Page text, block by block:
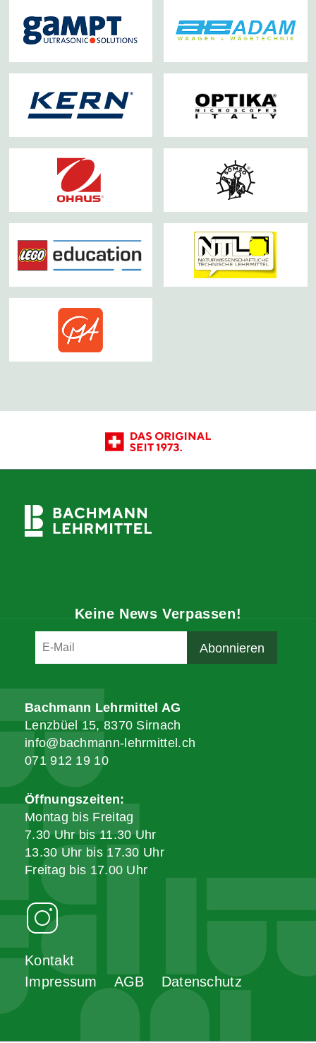
Keine News Verpassen!
Kontakt
Impressum
AGB Datenschutz
Bachmann Lehrmittel AG
Lenzbüel 15, 8370 Sirnach
info@bachmann-lehrmittel.ch
071 912 19 10
Öffnungszeiten:
Montag bis Freitag
7.30 Uhr bis 11.30 Uhr
13.30 Uhr bis 17.30 Uhr
Freitag bis 17.00 Uhr